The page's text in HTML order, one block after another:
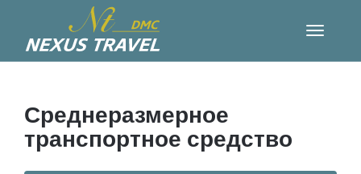
Среднеразмерное
транспортное средство